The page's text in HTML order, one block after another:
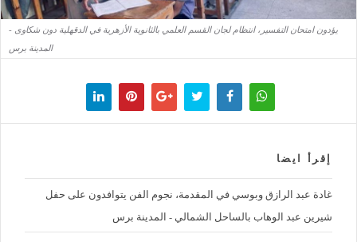
يؤدون امتحان التفسير، انتظام لجان القسم العلمي بالثانوية الأزهرية في الدقهلية دون شكاوى -
المدينة برس
إقرأ ايضا
غادة عبد الرازق وبوسي في المقدمة، نجوم الفن يتوافدون على حفل
شيرين عبد الوهاب بالساحل الشمالي - المدينة برس